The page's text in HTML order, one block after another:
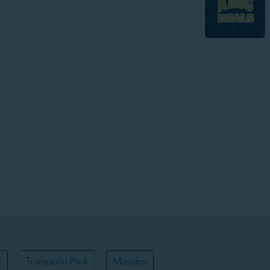
Trampolin Park Masajes